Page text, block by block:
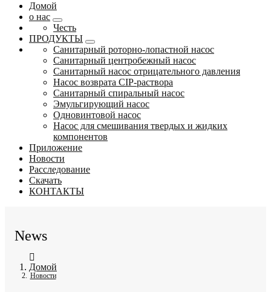
Домой
о нас
Честь
ПРОДУКТЫ
Санитарный роторно-лопастной насос
Санитарный центробежный насос
Санитарный насос отрицательного давления
Насос возврата CIP-раствора
Санитарный спиральный насос
Эмульгирующий насос
Одновинтовой насос
Насос для смешивания твердых и жидких
компонентов
Приложение
Новости
Расследование
Скачать
КОНТАКТЫ
News
Домой
Новости